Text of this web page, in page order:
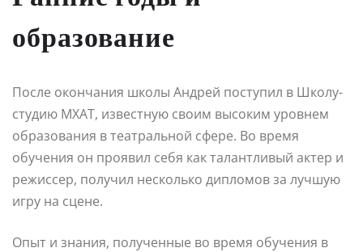
образование
После окончания школы Андрей поступил в Школу-
студию МХАТ, известную своим высоким уровнем
образования в театральной сфере. Во время
обучения он проявил себя как талантливый актер и
режиссер, получил несколько дипломов за лучшую
игру на сцене.
Опыт и знания, полученные во время обучения в